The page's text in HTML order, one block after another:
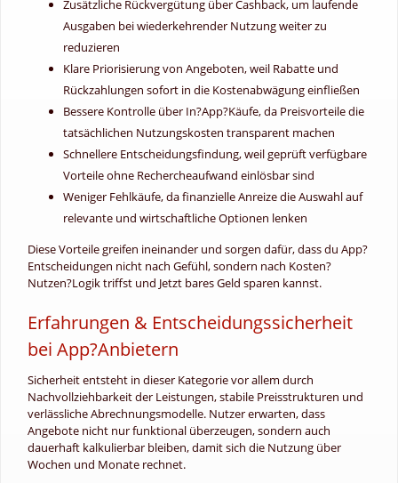
Zusätzliche Rückvergütung über Cashback, um laufende
Ausgaben bei wiederkehrender Nutzung weiter zu
reduzieren
Klare Priorisierung von Angeboten, weil Rabatte und
Rückzahlungen sofort in die Kostenabwägung einfließen
Bessere Kontrolle über In?App?Käufe, da Preisvorteile die
tatsächlichen Nutzungskosten transparent machen
Schnellere Entscheidungsfindung, weil geprüft verfügbare
Vorteile ohne Rechercheaufwand einlösbar sind
Weniger Fehlkäufe, da finanzielle Anreize die Auswahl auf
relevante und wirtschaftliche Optionen lenken
Diese Vorteile greifen ineinander und sorgen dafür, dass du App?
Entscheidungen nicht nach Gefühl, sondern nach Kosten?
Nutzen?Logik triffst und Jetzt bares Geld sparen kannst.
Erfahrungen & Entscheidungssicherheit
bei App?Anbietern
Sicherheit entsteht in dieser Kategorie vor allem durch
Nachvollziehbarkeit der Leistungen, stabile Preisstrukturen und
verlässliche Abrechnungsmodelle. Nutzer erwarten, dass
Angebote nicht nur funktional überzeugen, sondern auch
dauerhaft kalkulierbar bleiben, damit sich die Nutzung über
Wochen und Monate rechnet.